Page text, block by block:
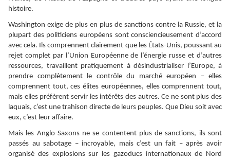
histoire.
Washington exige de plus en plus de sanctions contre la Russie, et la
plupart des politiciens européens sont consciencieusement d’accord
avec cela. Ils comprennent clairement que les États-Unis, poussant au
rejet complet par l’Union Européenne de l’énergie russe et d’autres
ressources, travaillent pratiquement à désindustrialiser l’Europe, à
prendre complètement le contrôle du marché européen – elles
comprennent tout, ces élites européennes, elles comprennent tout,
mais elles préfèrent servir les intérêts des autres. Ce ne sont plus des
laquais, c’est une trahison directe de leurs peuples. Que Dieu soit avec
eux, c’est leur affaire.
Mais les Anglo-Saxons ne se contentent plus de sanctions, ils sont
passés au sabotage – incroyable, mais c’est un fait – après avoir
organisé des explosions sur les gazoducs internationaux de Nord